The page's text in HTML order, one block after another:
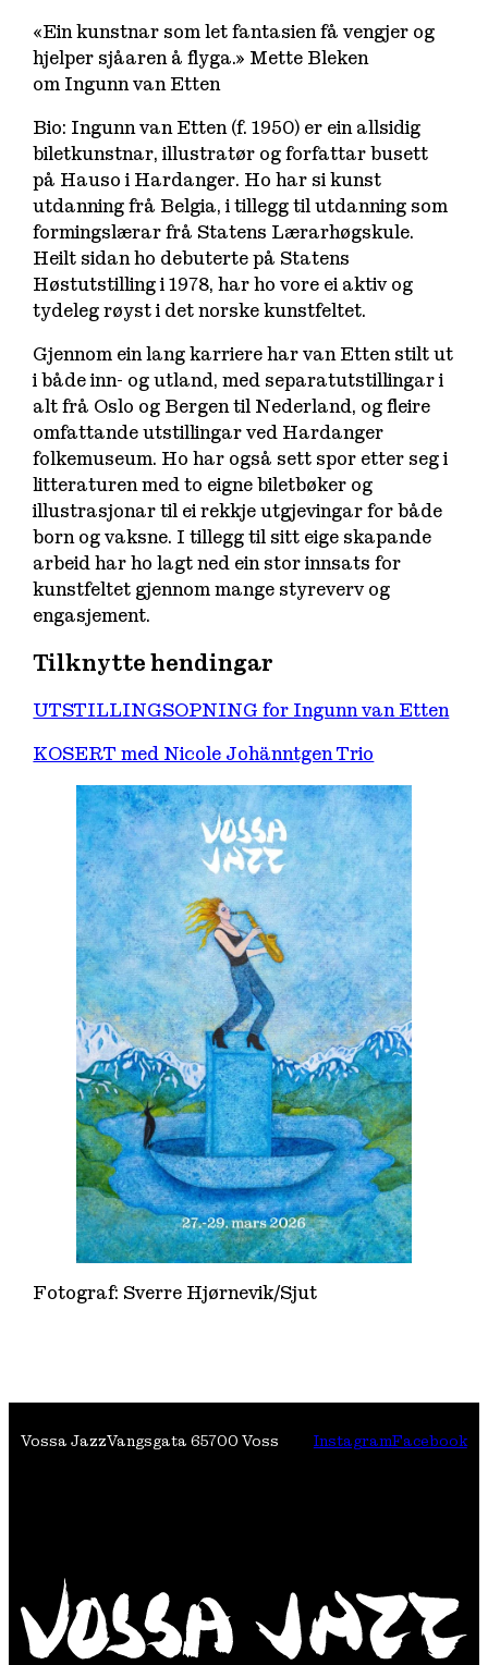
«Ein kunstnar som let fantasien få vengjer og
hjelper sjåaren å flyga.» Mette Bleken
om Ingunn van Etten
Bio: Ingunn van Etten (f. 1950) er ein allsidig
biletkunstnar, illustratør og forfattar busett
på Hauso i Hardanger. Ho har si kunst
utdanning frå Belgia, i tillegg til utdanning som
formingslærar frå Statens Lærarhøgskule.
Heilt sidan ho debuterte på Statens
Høstutstilling i 1978, har ho vore ei aktiv og
tydeleg røyst i det norske kunstfeltet.
Gjennom ein lang karriere har van Etten stilt ut
i både inn- og utland, med separatutstillingar i
alt frå Oslo og Bergen til Nederland, og fleire
omfattande utstillingar ved Hardanger
folkemuseum. Ho har også sett spor etter seg i
litteraturen med to eigne biletbøker og
illustrasjonar til ei rekkje utgjevingar for både
born og vaksne. I tillegg til sitt eige skapande
arbeid har ho lagt ned ein stor innsats for
kunstfeltet gjennom mange styreverv og
engasjement.
Tilknytte hendingar
UTSTILLINGSOPNING for Ingunn van Etten
KOSERT med Nicole Johänntgen Trio
Fotograf: Sverre Hjørnevik/Sjut
Vossa JazzVangsgata 65700 Voss InstagramFacebook